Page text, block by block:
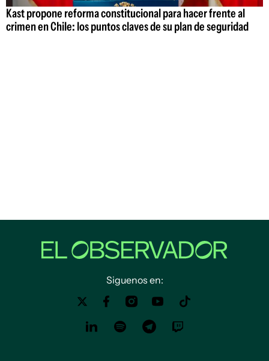
Kast propone reforma constitucional para hacer frente al
crimen en Chile: los puntos claves de su plan de seguridad
Siguenos en: